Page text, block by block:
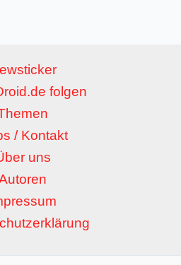
folgen
/ Kontakt
uns